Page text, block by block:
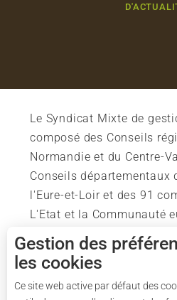
Le Syndicat Mixte de
composé des Conseils
Normandie et du Centre-
Conseils départementaux
l'Eure-et-Loir et des 91
L'Etat et la Communauté
soutiennent également
Gestion des
les cookies
Ce site web active par défaut des